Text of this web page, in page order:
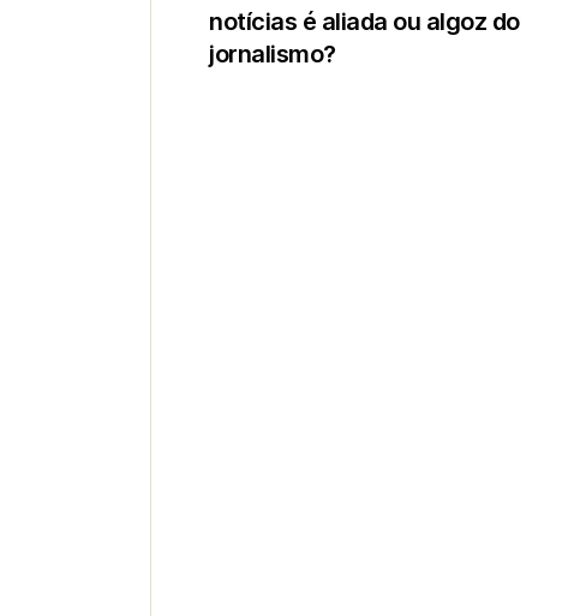
notícias é aliada ou algoz do
jornalismo?